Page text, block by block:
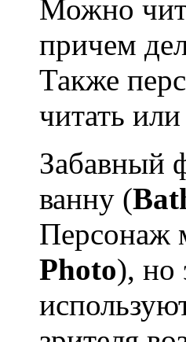
Можно
причем
Также
читать
Забавный
ванну (
Персонаж
Photo), но